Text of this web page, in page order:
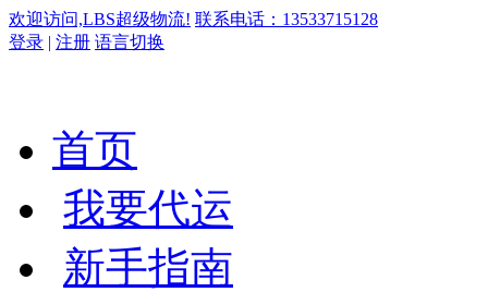
欢迎访问,LBS超级物流! 联系电话：13533715128
登录 | 注册 语言切换
首页
我要代运
新手指南